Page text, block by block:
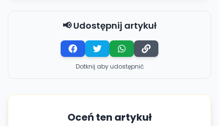
📢 Udostępnij artykuł
Dotknij aby udostępnić
Oceń ten artykuł